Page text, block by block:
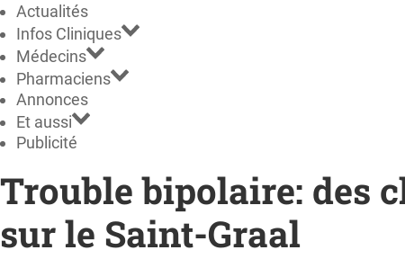
Actualités
Infos Cliniques
Médecins
Pharmaciens
Annonces
Et aussi
Publicité
Trouble bipolaire: des
sur le Saint-Graal